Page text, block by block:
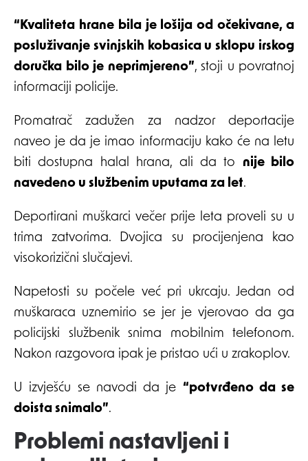
“Kvaliteta hrane bila je lošija od očekivane, a
posluživanje svinjskih kobasica u sklopu irskog
doručka bilo je neprimjereno”, stoji u povratnoj
informaciji policije.
Promatrač zadužen za nadzor deportacije
naveo je da je imao informaciju kako će na letu
biti dostupna halal hrana, ali da to nije bilo
navedeno u službenim uputama za let.
Deportirani muškarci večer prije leta proveli su u
trima zatvorima. Dvojica su procijenjena kao
visokorizični slučajevi.
Napetosti su počele već pri ukrcaju. Jedan od
muškaraca uznemirio se jer je vjerovao da ga
policijski službenik snima mobilnim telefonom.
Nakon razgovora ipak je pristao ući u zrakoplov.
U izvješću se navodi da je “potvrđeno da se
doista snimalo”.
Problemi nastavljeni i